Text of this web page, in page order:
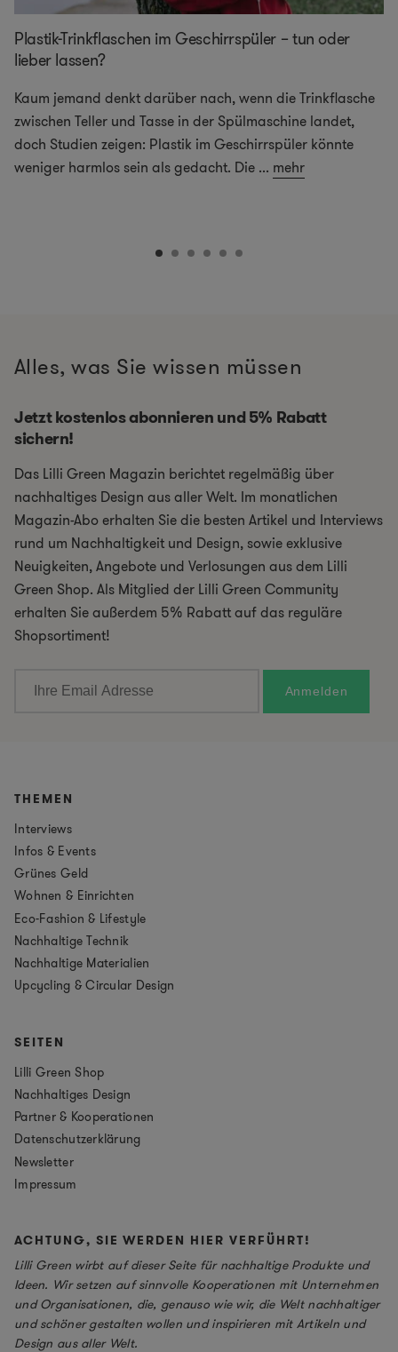
Plastik-Trinkflaschen im Geschirrspüler – tun oder
lieber lassen?
Kaum jemand denkt darüber nach, wenn die Trinkflasche
zwischen Teller und Tasse in der Spülmaschine landet,
doch Studien zeigen: Plastik im Geschirrspüler könnte
weniger harmlos sein als gedacht. Die ... mehr
Alles, was Sie wissen müssen
Jetzt kostenlos abonnieren und 5% Rabatt
sichern!
Das Lilli Green Magazin berichtet regelmäßig über
nachhaltiges Design aus aller Welt. Im monatlichen
Magazin-Abo erhalten Sie die besten Artikel und Interviews
rund um Nachhaltigkeit und Design, sowie exklusive
Neuigkeiten, Angebote und Verlosungen aus dem Lilli
Green Shop. Als Mitglied der Lilli Green Community
erhalten Sie außerdem 5% Rabatt auf das reguläre
Shopsortiment!
THEMEN
Interviews
Infos & Events
Grünes Geld
Wohnen & Einrichten
Eco-Fashion & Lifestyle
Nachhaltige Technik
Nachhaltige Materialien
Upcycling & Circular Design
SEITEN
Lilli Green Shop
Nachhaltiges Design
Partner & Kooperationen
Datenschutzerklärung
Newsletter
Impressum
ACHTUNG, SIE WERDEN HIER VERFÜHRT!
Lilli Green wirbt auf dieser Seite für nachhaltige Produkte und
Ideen. Wir setzen auf sinnvolle Kooperationen mit Unternehmen
und Organisationen, die, genauso wie wir, die Welt nachhaltiger
und schöner gestalten wollen und inspirieren mit Artikeln und
Design aus aller Welt.